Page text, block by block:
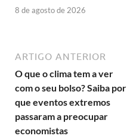
8 de agosto de 2026
ARTIGO ANTERIOR
O que o clima tem a ver
com o seu bolso? Saiba por
que eventos extremos
passaram a preocupar
economistas